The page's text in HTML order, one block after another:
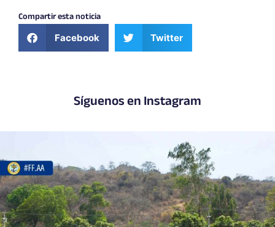
Compartir esta noticia
Facebook Twitter
Síguenos en Instagram